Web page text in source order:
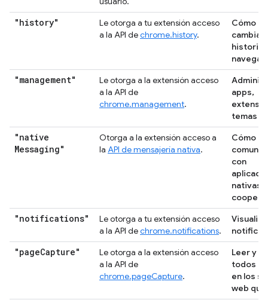
"history"
Le otorga a tu extensión acceso
a la API dechrome.history.
Cómo
cambiar
historial
"management"
Le otorga a la extensión acceso
a la API de
chrome.management.
apps,
temas
"native
Messaging"
Otorga a la extensión acceso a
la API de mensajería nativa.
Cómo
con
nativas
"notifications"
Le otorga a tu extensión acceso
a la API dechrome.notifications.
"pageCapture"
Le otorga a la extensión acceso
a la API de
chrome.pageCapture.
Leer y
todos
en los
web